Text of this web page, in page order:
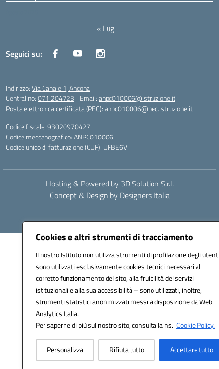
Cookies e altri strumenti di tracciamento
Il nostro Istituto non utilizza strumenti di profilazione degli
sono utilizzati esclusivamente cookies tecnici necessari al
corretto funzionamento del sito, alla fruibilità dei servizi
istituzionali e alla sua accessibilità – sono utilizzati, inoltre,
strumenti statistici anonimizzati messi a disposizione da Web
Analytics Italia.
Per saperne di più sul nostro sito, consulta la ns. Cookie Policy.
Personalizza Rifiuta tutto Accettare tutto
« Lug
Seguici su:
Indirizzo:Via Canale 1, Ancona
Centralino:071 204723 Email:anpc010006@istruzione.it
Posta elettronica certificata (PEC):anpc010006@pec.istruzione.it
Codice fiscale: 93020970427
Codice meccanografico:ANPC010006
Codice unico di fatturazione (CUF): UFBE6V
Hosting & Powered by 3D Solution S.r.l.
Concept & Design by Designers Italia